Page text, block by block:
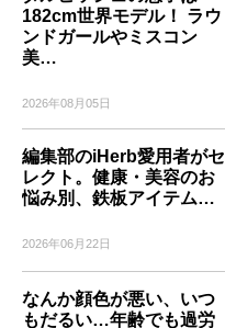
182cm世界モデル！ ラウ
ンドガールやミスコン
美…
2026年08月05日
編集部のiHerb愛用者がセ
レクト。健康・美容のお
悩み別、鉄板アイテム…
2026年06月22日
なんか顔色が悪い、いつ
もだるい…年齢でも過労